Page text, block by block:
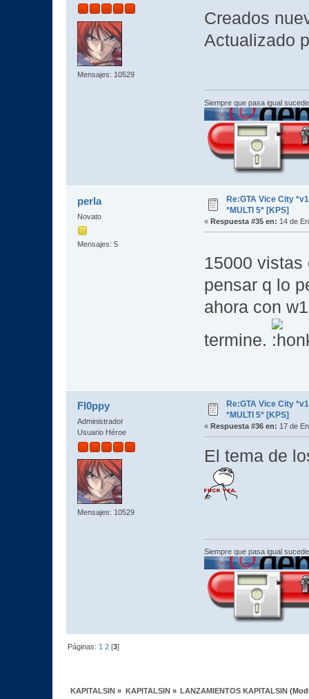
Mensajes: 10529
Creados
Actualizado
Siempre que pasa igual
perla
Novato
Mensajes: 5
Re:GTA Vice City
*MULTI 5* [KPS]
« Respuesta #35 en: 14 de
15000
pensar q lo
ahora con
termine.
Fl0ppy
Administrador
Usuario Héroe
Mensajes: 10529
Re:GTA Vice City
*MULTI 5* [KPS]
« Respuesta #36 en: 17 de
El tema de
Siempre que pasa igual
Páginas: 1 2 [3]
KAPITALSIN » KAPITALSIN» LANZAMIENTOS KAPITALSIN